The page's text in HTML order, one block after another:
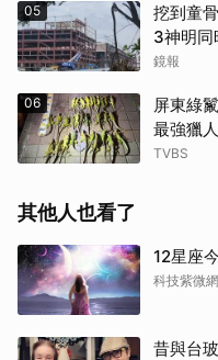
05
挖到童
3神明同
鏡報
06
屏東綠
最強獵
TVBS
其他人也看了
12星座
科技紫微
昔與台